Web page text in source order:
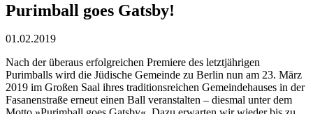
Purimball goes Gatsby!
01.02.2019
Nach der überaus erfolgreichen Premiere des letztjährigen
Purimballs wird die Jüdische Gemeinde zu Berlin nun am 23. März
2019 im Großen Saal ihres traditionsreichen Gemeindehauses in der
Fasanenstraße erneut einen Ball veranstalten – diesmal unter dem